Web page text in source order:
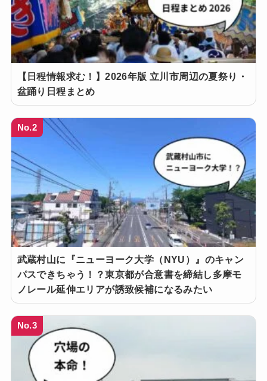
【日程情報求む！】2026年版 立川市周辺の夏祭り・
盆踊り日程まとめ
No.2
武蔵村山に『ニューヨーク大学（NYU）』のキャン
パスできちゃう！？東京都が合意書を締結し多摩モ
ノレール延伸エリアが誘致候補になるみたい
No.3